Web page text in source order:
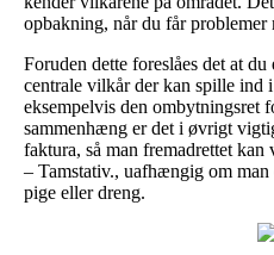
opbakning, når du får problemer
Foruden dette foreslåes det at
centrale vilkår der kan spille ind
eksempelvis den ombytningsret
sammenhæng er det i øvrigt
faktura, så man fremadrettet
– Tamstativ., uafhængig om
pige eller dreng.